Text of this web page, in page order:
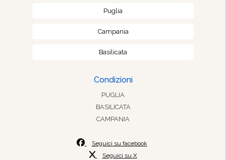
Puglia
Campania
Basilicata
Condizioni
PUGLIA
BASILICATA
CAMPANIA
Seguici su facebook
Seguici su X